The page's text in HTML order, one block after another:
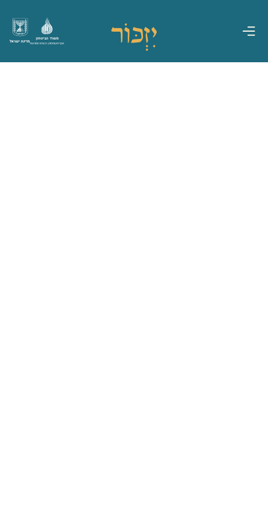
מדינת ישראל
משרד הביטחון
אגף משפחות, הנצחה ומורשת